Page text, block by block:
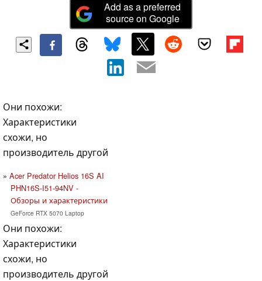
Add as a preferred
source on Google
Они похожи:
Характеристики
схожи, но
производитель другой
Acer Predator Helios 16S AI
PHN16S-I51-94NV -
Обзоры и характеристики
GeForce RTX 5070 Laptop
Они похожи:
Характеристики
схожи, но
производитель другой